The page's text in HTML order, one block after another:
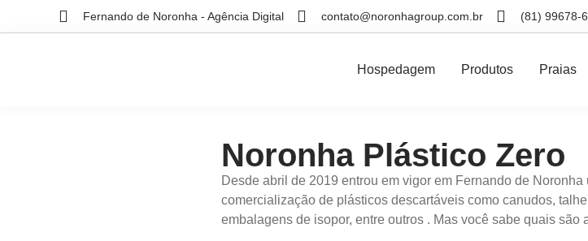
Fernando de Noronha - Agência Digital contato@noronhagroup.com.br (81) 99678-
Hospedagem Produtos Praias
Noronha Plástico Zero
Desde abril de 2019 entrou em vigor em Fernando de
comercialização de plásticos descartáveis como canudos,
embalagens de isopor, entre outros . Mas você sabe quais são